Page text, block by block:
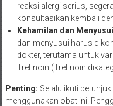
reaksi alergi serius,
konsultasikan kembali
Kehamilan dan
dan menyusui harus
dokter, terutama untuk
Tretinoin (Tretinoin
Penting: Selalu ikuti
menggunakan obat ini.